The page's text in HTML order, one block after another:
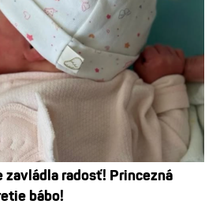
zavládla radosť! Princezná
bábo!